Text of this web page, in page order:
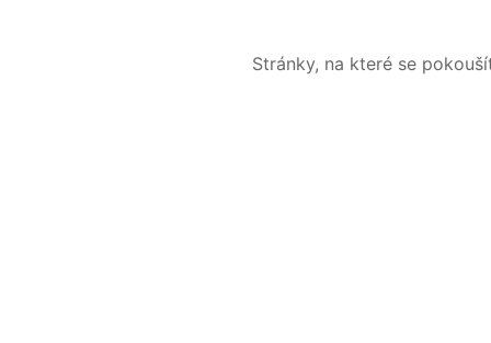
Stránky, na které se